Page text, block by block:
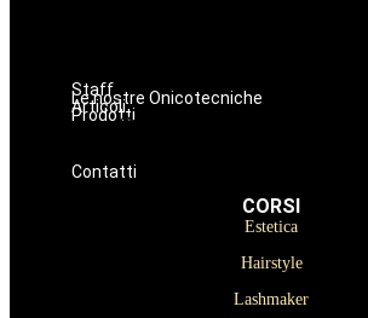
Staff
Le nostre Onicotecniche
Articoli
ProdottiOniconails
Prodotti per ricostruzione unghie
Contatti
CORSI
Estetica
Hairstyle
Lashmaker